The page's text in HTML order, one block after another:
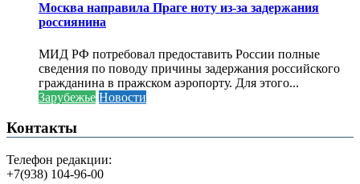
Москва направила Праге ноту из-за задержания
россиянина
МИД РФ потребовал предоставить России полные
сведения по поводу причины задержания российского
гражданина в пражском аэропорту. Для этого...
Зарубежье Новости
Контакты
Телефон редакции:
+7(938) 104-96-00